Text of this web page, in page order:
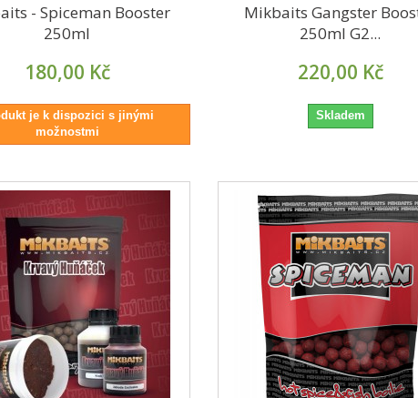
- Spiceman Booster
250ml
180,00 Kč
je k dispozici s jinými
možnostmi
Mikbaits Gangster
250ml G2...
220,00 Kč
Skladem